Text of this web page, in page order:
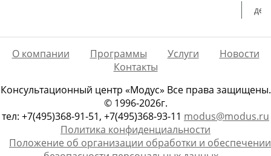
О компании Программы Услуги
Новости
Контакты
Консультационный центр «Модус» Все права защищены.
© 1996-2026г.
тел: +7(495)368-91-51, +7(495)368-93-11 modus@modus.ru
Политика конфиденциальности
Положение об организации обработки и обеспечении